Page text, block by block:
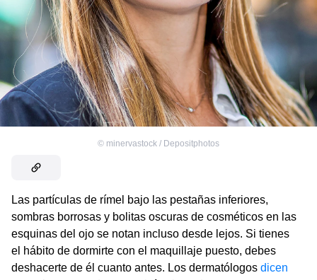
© minervastock / Depositphotos
Las partículas de rímel bajo las pestañas inferiores,
sombras borrosas y bolitas oscuras de cosméticos en las
esquinas del ojo se notan incluso desde lejos. Si tienes
el hábito de dormirte con el maquillaje puesto, debes
deshacerte de él cuanto antes. Los dermatólogos dicen